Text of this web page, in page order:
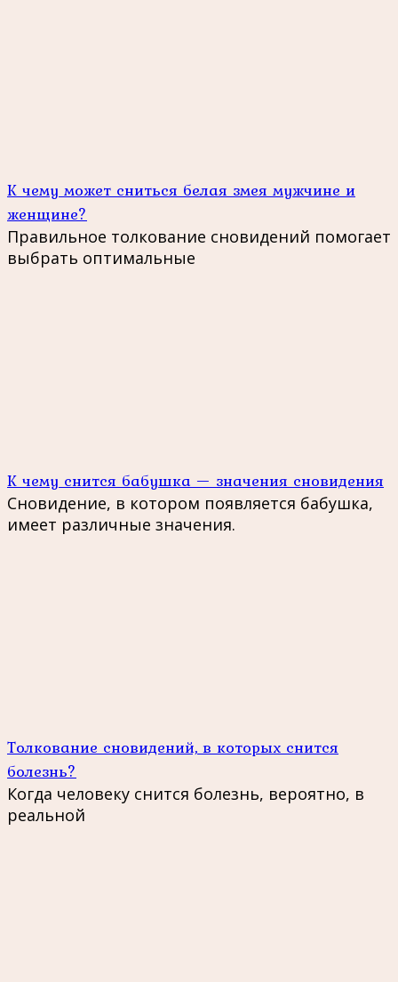
К чему может сниться белая змея мужчине и
женщине?
Правильное толкование сновидений помогает
выбрать оптимальные
К чему снится бабушка — значения сновидения
Сновидение, в котором появляется бабушка,
имеет различные значения.
Толкование сновидений, в которых снится
болезнь?
Когда человеку снится болезнь, вероятно, в
реальной